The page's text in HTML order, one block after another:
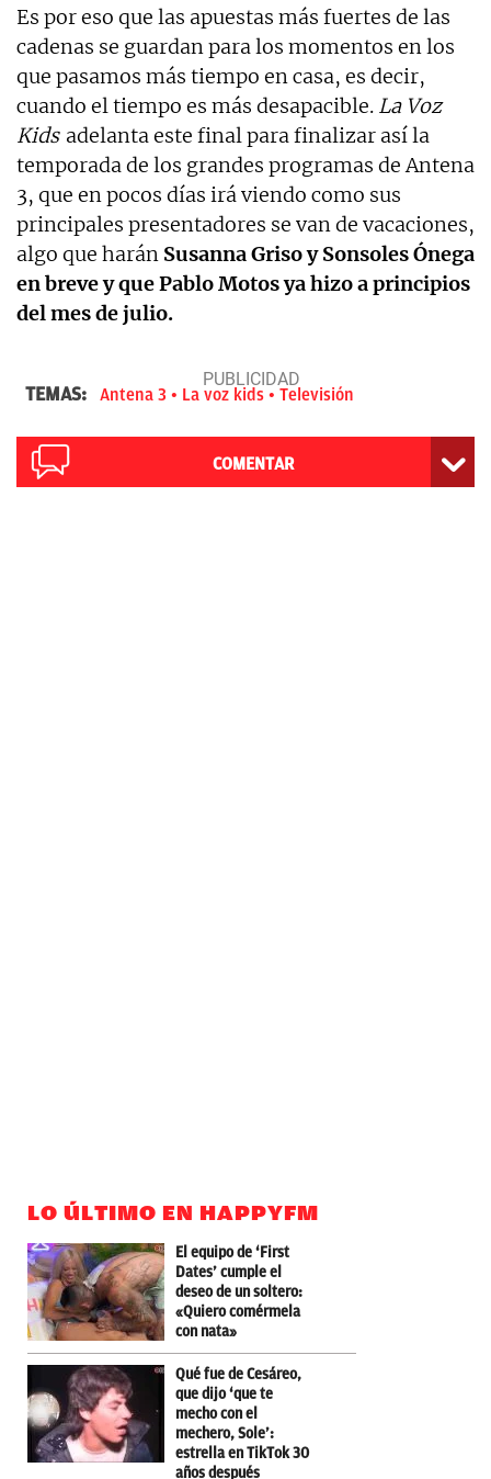
Es por eso que las apuestas más fuertes de las
cadenas se guardan para los momentos en los
que pasamos más tiempo en casa, es decir,
cuando el tiempo es más desapacible. La Voz
Kids adelanta este final para finalizar así la
temporada de los grandes programas de Antena
3, que en pocos días irá viendo como sus
principales presentadores se van de vacaciones,
algo que harán Susanna Griso y Sonsoles Ónega
en breve y que Pablo Motos ya hizo a principios
del mes de julio.
TEMAS: Antena 3 La voz kids Televisión
COMENTAR
LO ÚLTIMO EN HAPPYFM
El equipo de ‘First
Dates’ cumple el
deseo de un soltero:
«Quiero comérmela
con nata»
Qué fue de Cesáreo,
que dijo ‘que te
mecho con el
mechero, Sole’:
estrella en TikTok 30
años después